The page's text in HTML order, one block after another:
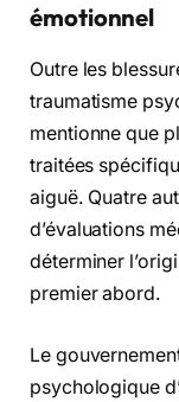
émotionnel
Outre les
traumatisme
mentionne que
traitées
aiguë. Quatre
d’évaluations
déterminer
premier abord.
Le
psychologique